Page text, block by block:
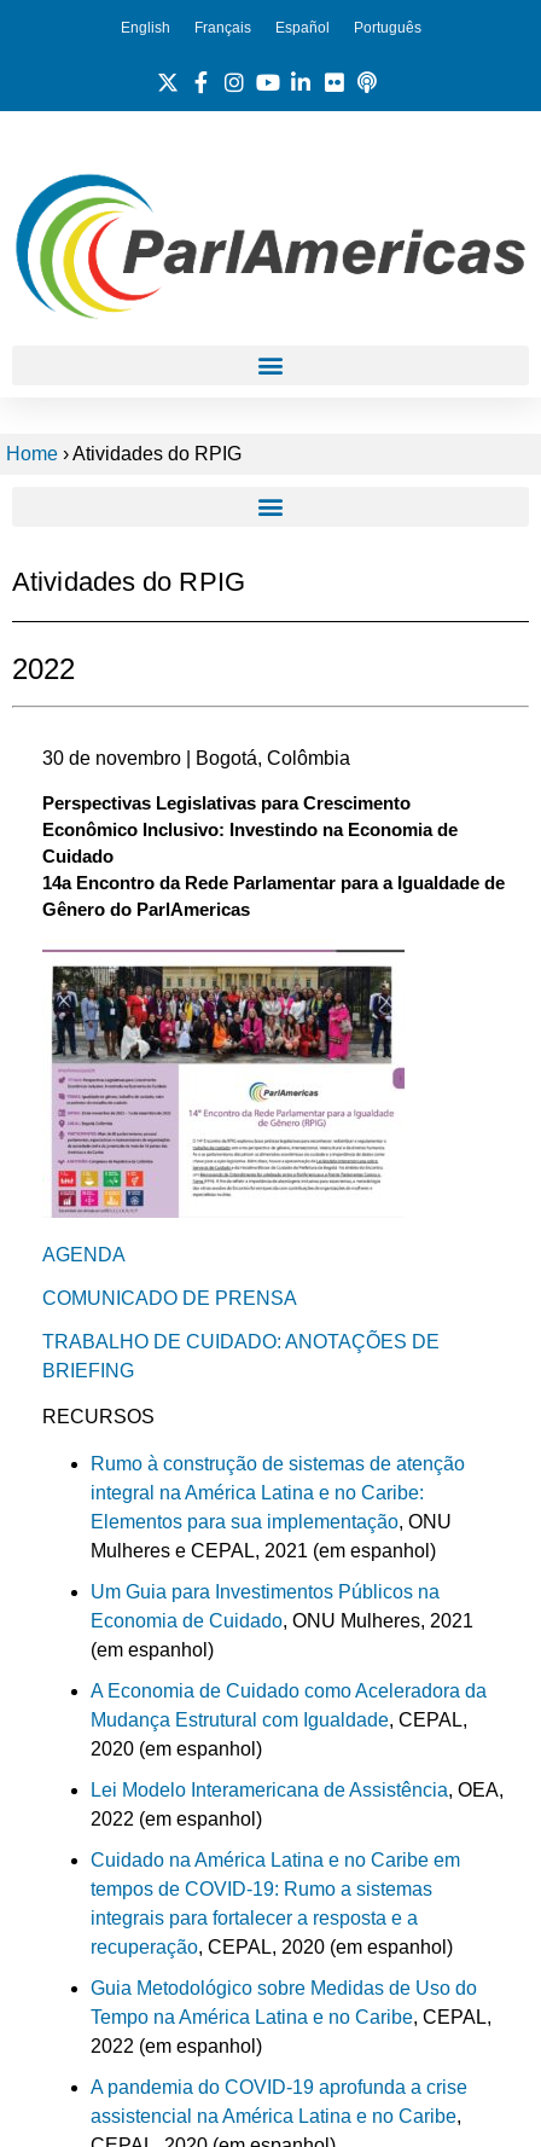
English Français Español Português
Home ›Atividades do RPIG
Atividades do RPIG
2022
30 de novembro | Bogotá, Colômbia
Perspectivas Legislativas para Crescimento
Econômico Inclusivo: Investindo na Economia de
Cuidado
14a Encontro da Rede Parlamentar para a Igualdade de
Gênero do ParlAmericas
AGENDA
COMUNICADO DE PRENSA
TRABALHO DE CUIDADO: ANOTAÇÕES DE
BRIEFING
RECURSOS
Rumo à construção de sistemas de atenção
integral na América Latina e no Caribe:
Elementos para sua implementação, ONU
Mulheres e CEPAL, 2021 (em espanhol)
Um Guia para Investimentos Públicos na
Economia de Cuidado, ONU Mulheres, 2021
(em espanhol)
A Economia de Cuidado como Aceleradora da
Mudança Estrutural com Igualdade, CEPAL,
2020 (em espanhol)
Lei Modelo Interamericana de Assistência, OEA,
2022 (em espanhol)
Cuidado na América Latina e no Caribe em
tempos de COVID-19: Rumo a sistemas
integrais para fortalecer a resposta e a
recuperação, CEPAL, 2020 (em espanhol)
Guia Metodológico sobre Medidas de Uso do
Tempo na América Latina e no Caribe, CEPAL,
2022 (em espanhol)
A pandemia do COVID-19 aprofunda a crise
assistencial na América Latina e no Caribe,